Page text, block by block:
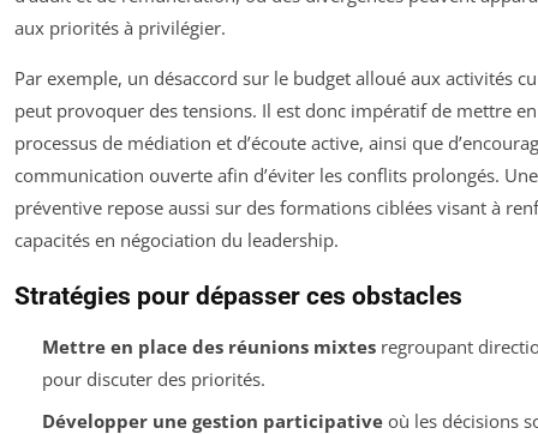
aux priorités à privilégier.
Par exemple, un désaccord sur le budget alloué aux activités
peut provoquer des tensions. Il est donc impératif de mettre
processus de médiation et d’écoute active, ainsi que
communication ouverte afin d’éviter les conflits prolongés.
préventive repose aussi sur des formations ciblées visant à
capacités en négociation du leadership.
Stratégies pour dépasser ces obstacles
Mettre en place des réunions mixtesregroupant
pour discuter des priorités.
Développer une gestion participativeoù les décisions